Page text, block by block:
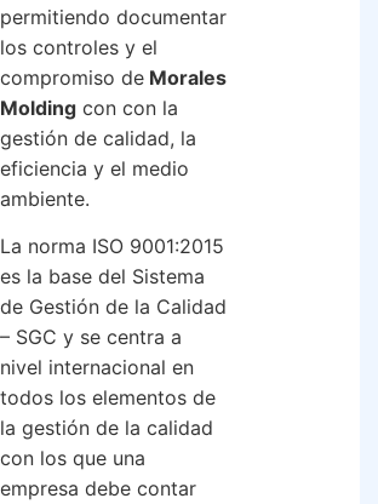
permitiendo documentar
los controles y el
compromiso de Morales
Molding con con la
gestión de calidad, la
eficiencia y el medio
ambiente.
La norma ISO 9001:2015
es la base del Sistema
de Gestión de la Calidad
– SGC y se centra a
nivel internacional en
todos los elementos de
la gestión de la calidad
con los que una
empresa debe contar